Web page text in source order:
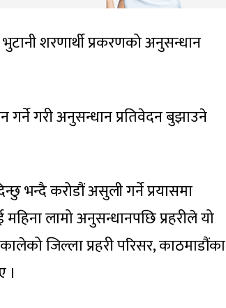
शरणार्थी प्रकरणको अनुसन्धान
गरी अनुसन्धान प्रतिवेदन बुझाउने
भन्दै करोडौं असुली गर्ने प्रयासमा
लामो अनुसन्धानपछि प्रहरीले यो
जिल्ला प्रहरी परिसर, काठमाडौंका
।